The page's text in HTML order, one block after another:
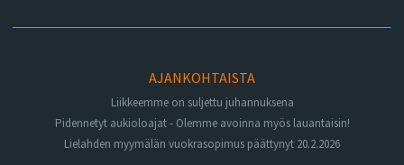
AJANKOHTAISTA
Liikkeemme on suljettu juhannuksena
Pidennetyt aukioloajat - Olemme avoinna myös lauantaisin!
Lielahden myymälän vuokrasopimus päättynyt 20.2.2026